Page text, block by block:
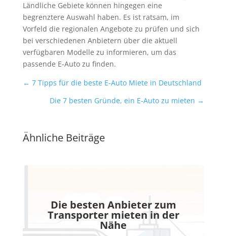
Ländliche Gebiete können hingegen eine
begrenztere Auswahl haben. Es ist ratsam, im
Vorfeld die regionalen Angebote zu prüfen und sich
bei verschiedenen Anbietern über die aktuell
verfügbaren Modelle zu informieren, um das
passende E-Auto zu finden.
← 7 Tipps für die beste E-Auto Miete in Deutschland
Die 7 besten Gründe, ein E-Auto zu mieten →
Ähnliche Beiträge
Die besten Anbieter zum
Transporter mieten in der
Nähe